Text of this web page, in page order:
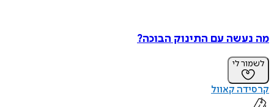
מה נעשה עם התינוק הבוכה?
לשמור לי
קרסידה קאוול